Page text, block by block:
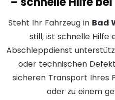
Steht Ihr Fahrzeug in Bad
still, ist schnelle Hilfe
Abschleppdienst
oder technischen
sicheren Transport Ihres
oder zu einem